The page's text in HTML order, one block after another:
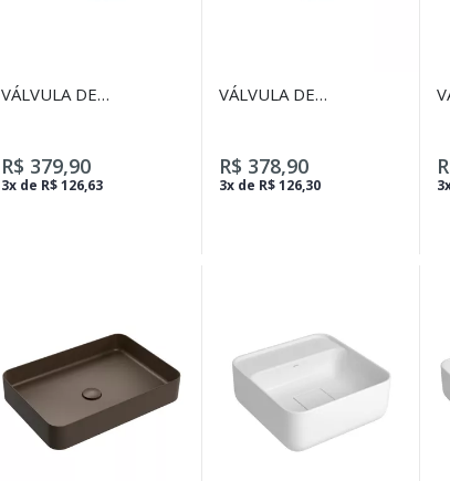
VÁLVULA DE
CUBA E BIDÊ DARK
ANTRACITE
R$ 379,90
3x de R$ 126,63
VÁLVULA DE
CUBA E BIDÊ CORTEN
R$ 378,90
3x de R$ 126,30